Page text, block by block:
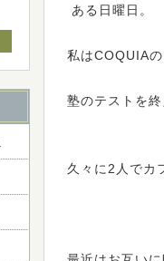
ある日曜日。
私はCOQUIA
塾のテストを
久々に2人でカ